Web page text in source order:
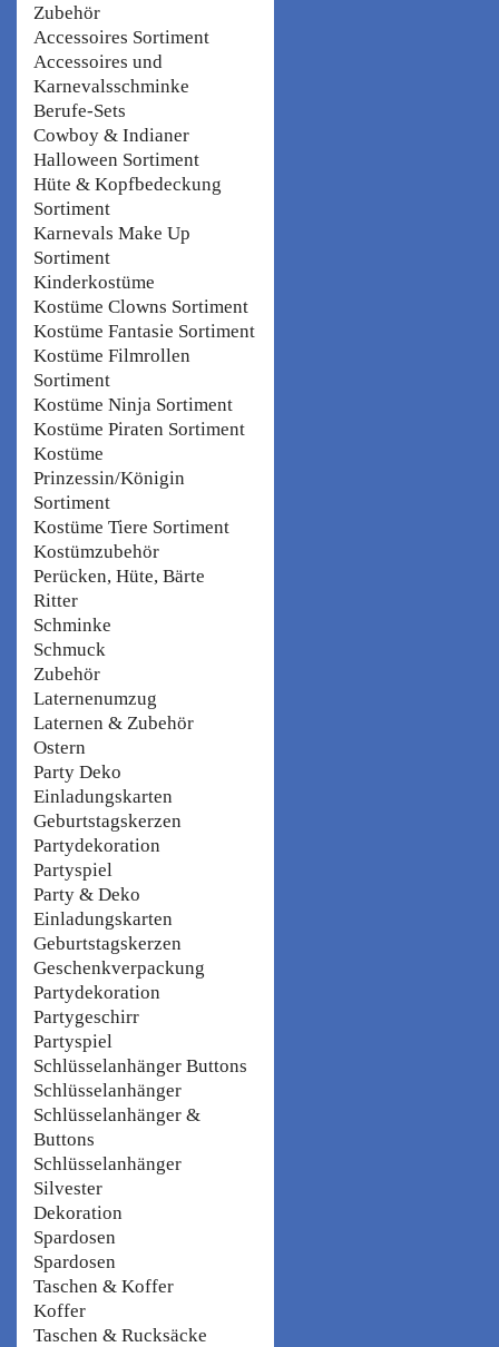
Zubehör
Accessoires Sortiment
Accessoires und
Karnevalsschminke
Berufe-Sets
Cowboy & Indianer
Halloween Sortiment
Hüte & Kopfbedeckung
Sortiment
Karnevals Make Up
Sortiment
Kinderkostüme
Kostüme Clowns Sortiment
Kostüme Fantasie Sortiment
Kostüme Filmrollen
Sortiment
Kostüme Ninja Sortiment
Kostüme Piraten Sortiment
Kostüme
Prinzessin/Königin
Sortiment
Kostüme Tiere Sortiment
Kostümzubehör
Perücken, Hüte, Bärte
Ritter
Schminke
Schmuck
Zubehör
Laternenumzug
Laternen & Zubehör
Ostern
Party Deko
Einladungskarten
Geburtstagskerzen
Partydekoration
Partyspiel
Party & Deko
Einladungskarten
Geburtstagskerzen
Geschenkverpackung
Partydekoration
Partygeschirr
Partyspiel
Schlüsselanhänger Buttons
Schlüsselanhänger
Schlüsselanhänger &
Buttons
Schlüsselanhänger
Silvester
Dekoration
Spardosen
Spardosen
Taschen & Koffer
Koffer
Taschen & Rucksäcke